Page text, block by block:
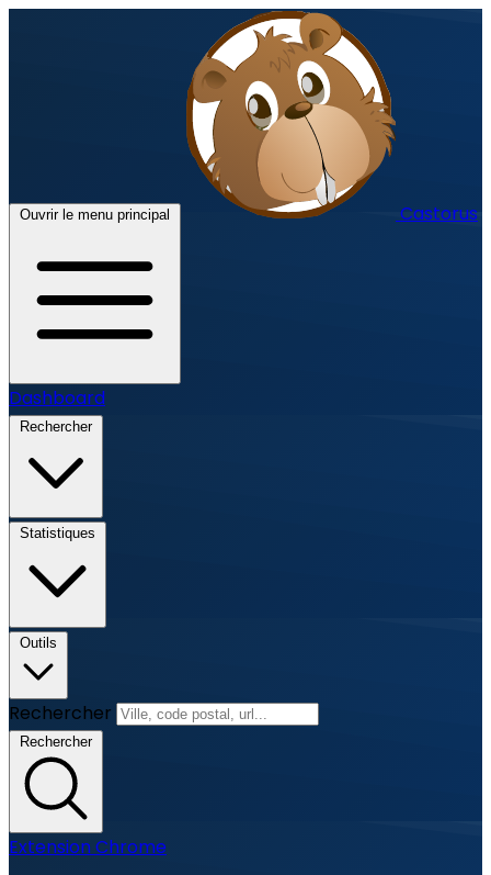
Ouvrir le menu principal Castorus
Dashboard
Rechercher
Statistiques
Outils
Rechercher
Rechercher
Extension Chrome